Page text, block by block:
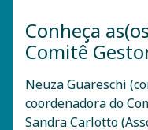
Conheça
Comitê
Neuza Guareschi
coordenadora do
Sandra Carlotto